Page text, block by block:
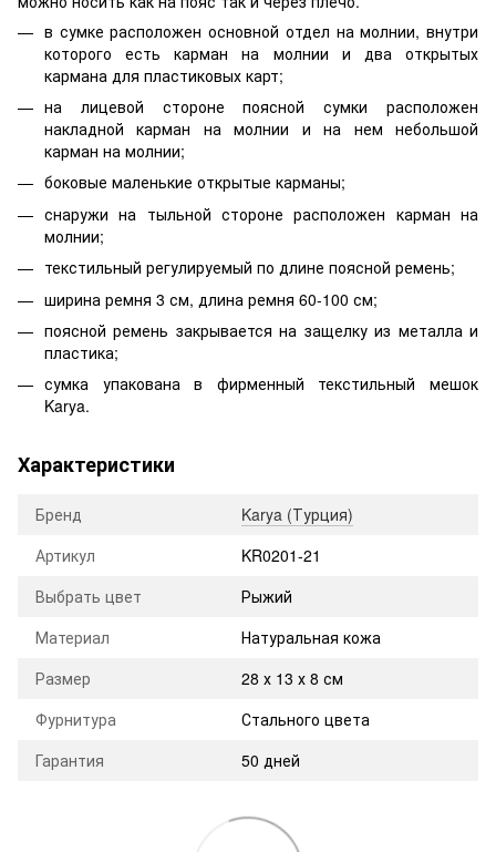
в сумке расположен основной отдел на молнии, внутри
которого есть карман на молнии и два открытых
кармана для пластиковых карт;
на лицевой стороне поясной сумки расположен
накладной карман на молнии и на нем небольшой
карман на молнии;
боковые маленькие открытые карманы;
снаружи на тыльной стороне расположен карман на
молнии;
текстильный регулируемый по длине поясной ремень;
ширина ремня 3 см, длина ремня 60-100 см;
поясной ремень закрывается на защелку из металла и
пластика;
сумка упакована в фирменный текстильный мешок
Karya.
Характеристики
Бренд
Karya (Турция)
Артикул
KR0201-21
Выбрать цвет
Рыжий
Материал
Натуральная кожа
Размер
28 х 13 х 8 см
Фурнитура
Стального цвета
Гарантия
50 дней